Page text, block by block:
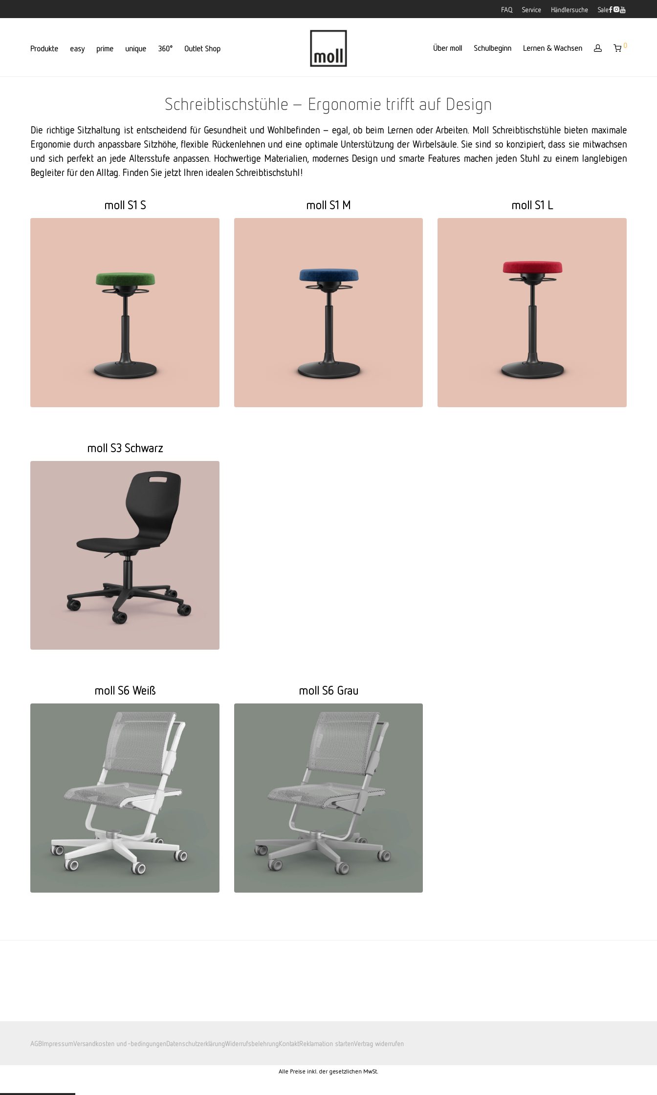
FAQ Service Händlersuche Sale
Produkte easy prime unique 360° Outlet Shop Über moll Schulbeginn Lernen & Wachsen 0
Schreibtischstühle – Ergonomie trifft auf Design
Die richtige Sitzhaltung ist entscheidend für Gesundheit und Wohlbefinden – egal, ob beim Lernen oder Arbeiten. Moll Schreibtischstühle bieten maximale
Ergonomie durch anpassbare Sitzhöhe, flexible Rückenlehnen und eine optimale Unterstützung der Wirbelsäule. Sie sind so konzipiert, dass sie mitwachsen
und sich perfekt an jede Altersstufe anpassen. Hochwertige Materialien, modernes Design und smarte Features machen jeden Stuhl zu einem langlebigen
Begleiter für den Alltag. Finden Sie jetzt Ihren idealen Schreibtischstuhl!
moll S1 S moll S1 M moll S1 L
moll S3 Schwarz
moll S6 Weiß moll S6 Grau
AGBImpressumVersandkosten und -bedingungenDatenschutzerklärungWiderrufsbelehrungKontaktReklamation startenVertrag widerrufen
Alle Preise inkl. der gesetzlichen MwSt.